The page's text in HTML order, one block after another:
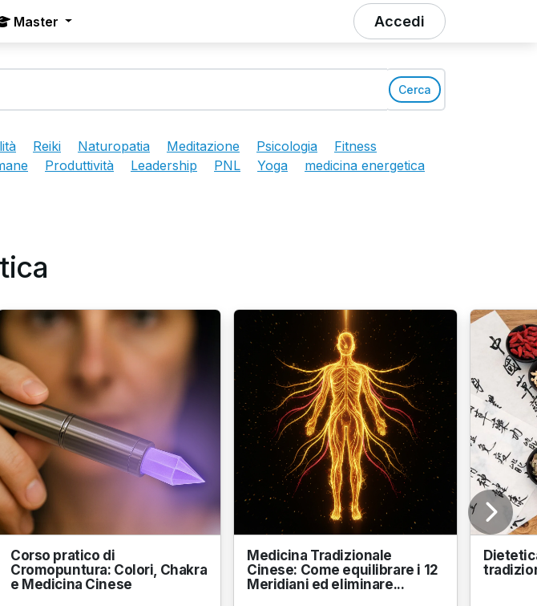
Master Accedi
Cerca
Reiki Naturopatia Meditazione Psicologia
Fitness
Produttività Leadership PNL Yoga
medicina energetica
Corso pratico di
Cromopuntura: Colori, Chakra
e Medicina Cinese
Medicina Tradizionale
Cinese: Come equilibrare i 12
Meridiani ed eliminare...